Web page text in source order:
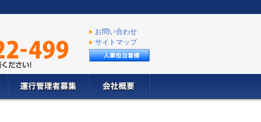
お問い合わせ
サイトマップ